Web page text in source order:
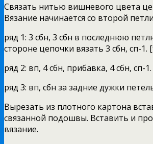
Связать нитью вишневого цвета
Вязание начинается со второй
ряд 1: 3 сбн, 3 сбн в последнюю
стороне цепочки вязать 3 сбн, сп-1.
ряд 2: вп, 4 сбн, прибавка, 4 сбн, сп-
ряд 3: вп, сбн за задние дужки
Вырезать из плотного картона
связанной подошвы. Вставить и
вязание.